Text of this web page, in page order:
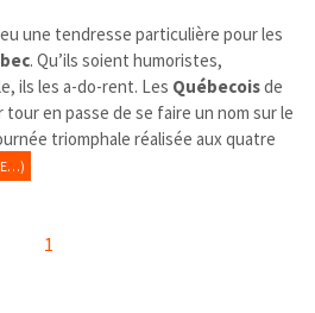
une tendresse particulière pour les
. Qu’ils soient humoristes,
ils les a-do-rent. Les Québecoisde
tour en passe de se faire un nom sur le
triomphale réalisée aux quatre
1